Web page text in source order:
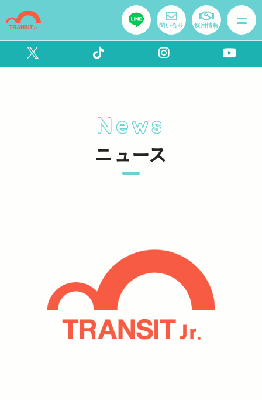
問い合せ 採用情報
News
ニュース